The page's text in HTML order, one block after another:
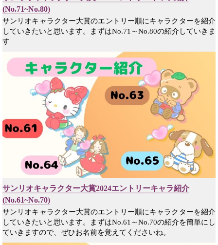
(No.71~No.80)
サンリオキャラクター大賞のエントリー順にキャラクターを紹介
していきたいと思います。まずはNo.71～No.80の紹介していきま
す
サンリオキャラクター大賞2024エントリーキャラ紹介
(No.61~No.70)
サンリオキャラクター大賞のエントリー順にキャラクターを紹介
していきたいと思います。まずはNo.61～No.70の紹介を簡単にし
ていきますので、ぜひお名前を覚えてくださいね。